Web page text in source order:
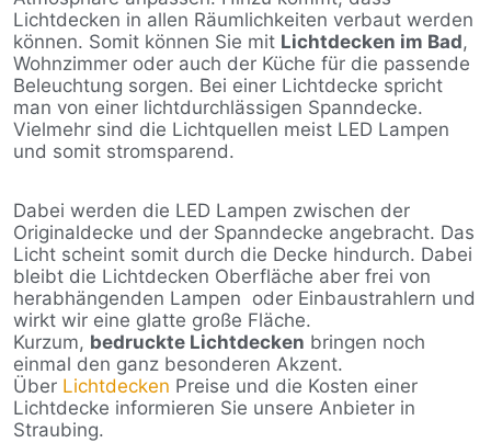
Lichtdecken in allen Räumlichkeiten verbaut werden
können. Somit können Sie mit Lichtdecken im Bad,
Wohnzimmer oder auch der Küche für die passende
Beleuchtung sorgen. Bei einer Lichtdecke spricht
man von einer lichtdurchlässigen Spanndecke.
Vielmehr sind die Lichtquellen meist LED Lampen
und somit stromsparend.
Dabei werden die LED Lampen zwischen der
Originaldecke und der Spanndecke angebracht. Das
Licht scheint somit durch die Decke hindurch. Dabei
bleibt die Lichtdecken Oberfläche aber frei von
herabhängenden Lampen oder Einbaustrahlern und
wirkt wir eine glatte große Fläche.
Kurzum, bedruckte Lichtdecken bringen noch
einmal den ganz besonderen Akzent.
Über Lichtdecken Preise und die Kosten einer
Lichtdecke informieren Sie unsere Anbieter in
Straubing.